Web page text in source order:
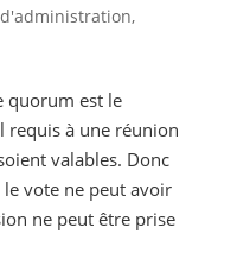
,
quorum est le
à une réunion
valables. Donc
vote ne peut avoir
ne peut être prise